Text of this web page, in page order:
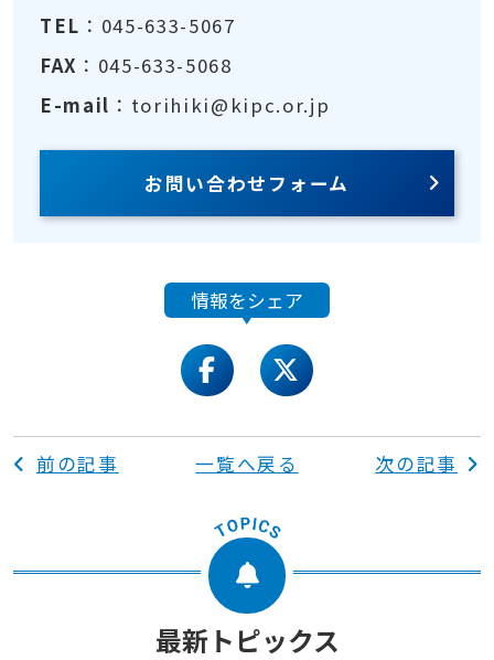
TEL ：045-633-5067
FAX ：045-633-5068
E-mail ：torihiki@kipc.or.jp
お問い合わせフォーム
情報をシェア
facebooktwitter
前の記事 一覧へ戻る 次の記事
最新トピックス